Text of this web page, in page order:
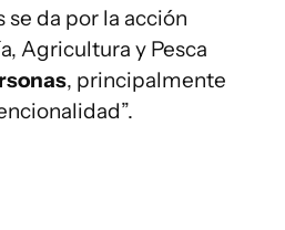
da por la acción
Agricultura y Pesca
, principalmente